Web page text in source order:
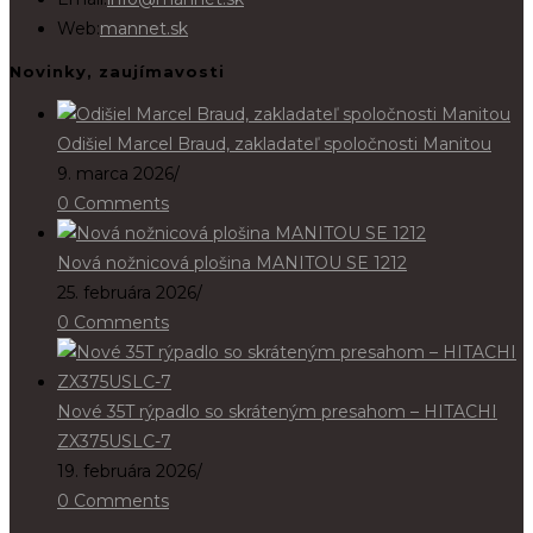
Web:mannet.sk
Novinky, zaujímavosti
Odišiel Marcel Braud, zakladateľ spoločnosti Manitou
9. marca 2026/
0 Comments
Nová nožnicová plošina MANITOU SE 1212
25. februára 2026/
0 Comments
Nové 35T rýpadlo so skráteným presahom – HITACHI
ZX375USLC-7
19. februára 2026/
0 Comments